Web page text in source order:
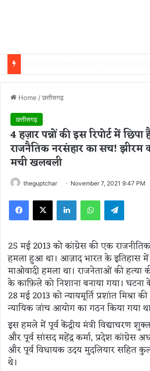
Home /छत्तीसगढ़
छत्तीसगढ़
4 हज़ार पन्नों की इस रिपोर्ट में
राजनैतिक नरसंहार का सच! झीरम
मची खलबली
theguptchar November 7, 2021 9:47 PM
25 मई 2013 को कांग्रेस की एक
हमला हुआ था। आज़ाद भारत के इतिहास
माओवादी हमला था। राजनेताओं की हत्या
के काफ़िले को निशाना बनाया गया। घटना
28 मई 2013 को न्यायमूर्ति प्रशांत मिश्रा
न्यायिक जांच आयोग का गठन किया गया
इस हमले में पूर्व केंद्रीय मंत्री विद्याचरण
और पूर्व सांसद महेंद्र कर्मा, प्रदेश कांग्रेस
और पूर्व विधायक उदय मुदलियार सहित
थे।